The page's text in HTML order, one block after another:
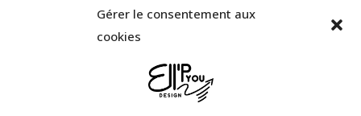
Gérer le consentement aux
cookies
design@ellpyou.fr